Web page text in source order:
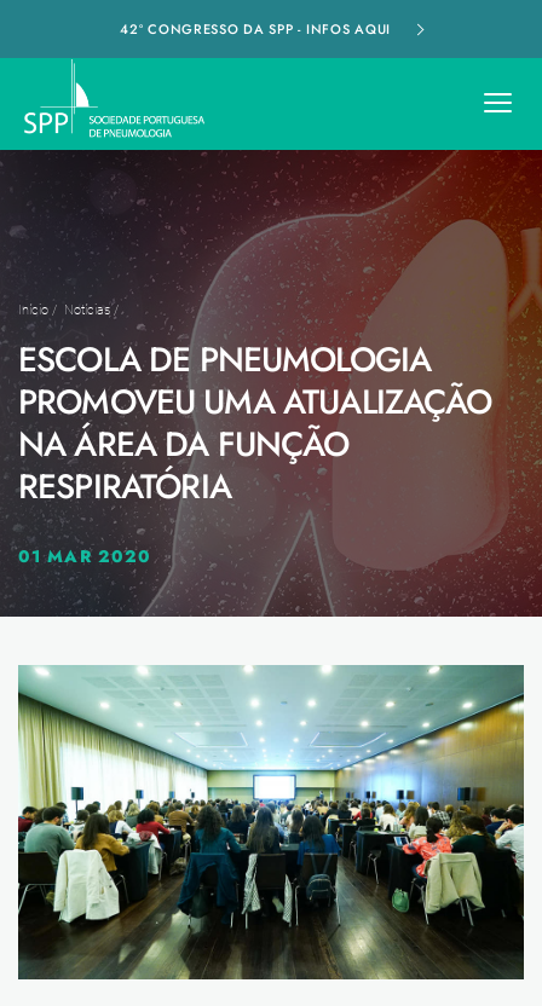
42º CONGRESSO DA SPP - INFOS AQUI
Início / Notícias/
ESCOLA DE PNEUMOLOGIA
PROMOVEU UMA ATUALIZAÇÃO
NA ÁREA DA FUNÇÃO
RESPIRATÓRIA
01 MAR 2020